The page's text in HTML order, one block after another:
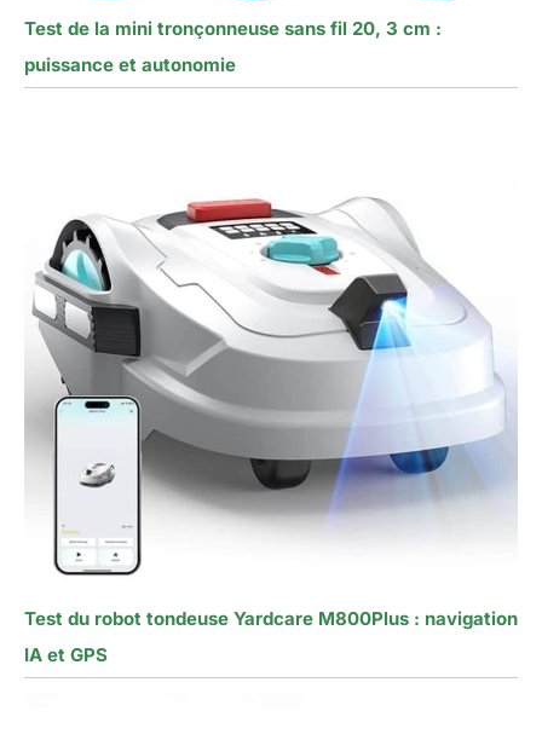
Test de la mini tronçonneuse sans fil 20, 3 cm :
puissance et autonomie
Test du robot tondeuse Yardcare M800Plus : navigation
IA et GPS